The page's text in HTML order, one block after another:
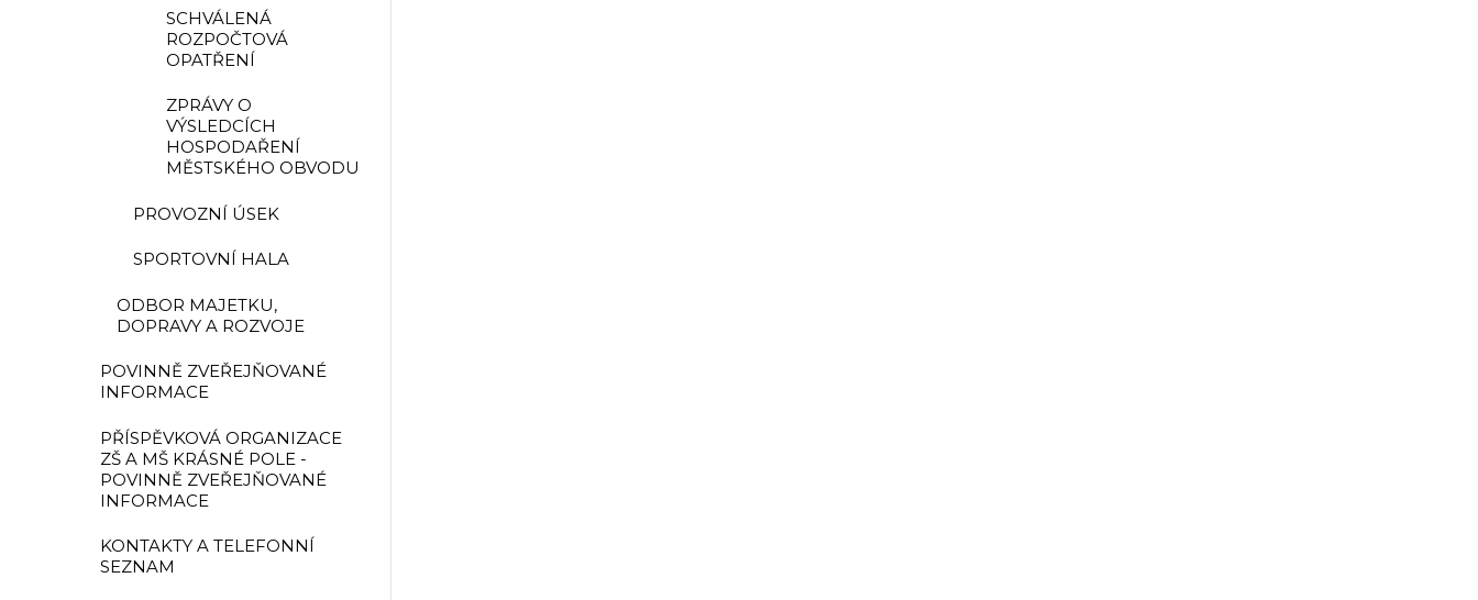
SCHVÁLENÁ
ROZPOČTOVÁ
OPATŘENÍ
ZPRÁVY O
VÝSLEDCÍCH
HOSPODAŘENÍ
MĚSTSKÉHO OBVODU
PROVOZNÍ ÚSEK
SPORTOVNÍ HALA
ODBOR MAJETKU,
DOPRAVY A ROZVOJE
POVINNĚ ZVEŘEJŇOVANÉ
INFORMACE
PŘÍSPĚVKOVÁ ORGANIZACE
ZŠ A MŠ KRÁSNÉ POLE -
POVINNĚ ZVEŘEJŇOVANÉ
INFORMACE
KONTAKTY A TELEFONNÍ
SEZNAM